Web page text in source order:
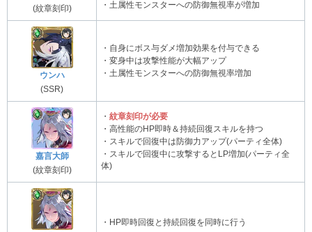
(紋章刻印)
・土属性モンスターへの防御無視率が増加
ウンハ
(SSR)
・自身にボス与ダメ増加効果を付与できる
・変身中は攻撃性能が大幅アップ
・土属性モンスターへの防御無視率増加
嘉言大師
(紋章刻印)
・ 紋章刻印が必要
・高性能のHP即時＆持続回復スキルを持つ
・スキルで回復中は防御力アップ(パーティ全体)
・スキルで回復中に攻撃するとLP増加(パーティ全
体)
・HP即時回復と持続回復を同時に行う